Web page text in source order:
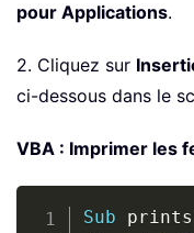
pour Applications.
2. Cliquez sur
ci-dessous dans le
VBA : Imprimer les
Sub